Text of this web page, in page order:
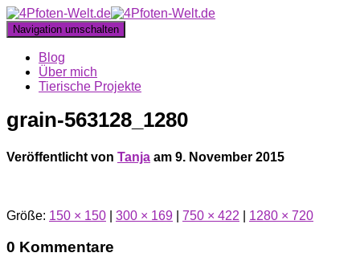
Navigation umschalten
Blog
Über mich
Tierische Projekte
grain-563128_1280
Veröffentlicht von Tanja am 9. November 2015
Größe: 150 × 150 300 × 169 750 × 422 1280 × 720
0 Kommentare